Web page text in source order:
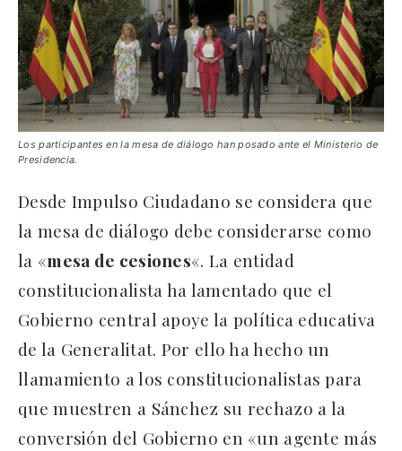
Los participantes en la mesa de diálogo han posado ante el Ministerio de
Presidencia.
Desde Impulso Ciudadano se considera que
la mesa de diálogo debe considerarse como
la «mesa de cesiones«. La entidad
constitucionalista ha lamentado que el
Gobierno central apoye la política educativa
de la Generalitat. Por ello ha hecho un
llamamiento a los constitucionalistas para
que muestren a Sánchez su rechazo a la
conversión del Gobierno en «un agente más